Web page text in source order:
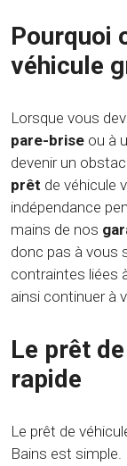
Pourquoi
véhicule
Lorsque vous
pare-brise ou à
devenir un
prêt de véhicule
indépendance
mains de nos
donc pas à vous
contraintes liées
ainsi continuer à
Le prêt
rapide
Le prêt de
Bains est simple.